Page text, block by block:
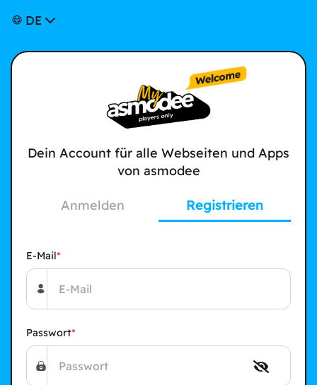
DE
Dein Account für alle Webseiten und Apps
von asmodee
Anmelden Registrieren
E-Mail
Passwort